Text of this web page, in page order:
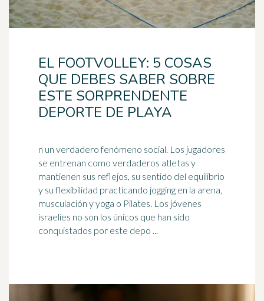
EL FOOTVOLLEY: 5 COSAS
QUE DEBES SABER SOBRE
ESTE SORPRENDENTE
DEPORTE DE PLAYA
n un verdadero fenómeno social. Los jugadores
se entrenan como verdaderos atletas y
mantienen sus reflejos, su sentido del equilibrio
y su flexibilidad practicando jogging en la arena,
musculación y yoga o Pilates. Los jóvenes
israelíes no son los únicos que han sido
conquistados por este depo ...